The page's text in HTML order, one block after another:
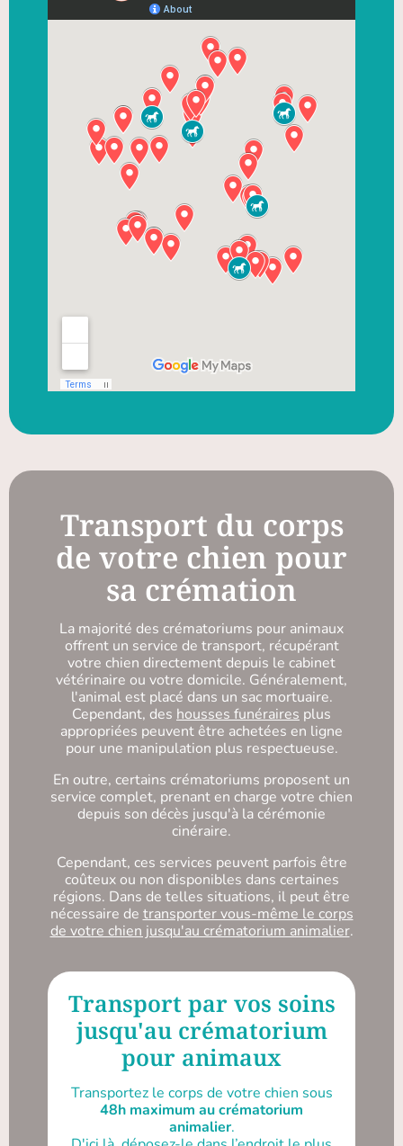
Transport du corps
de votre chien pour
sa crémation
La majorité des crématoriums pour animaux
offrent un service de transport, récupérant
votre chien directement depuis le cabinet
vétérinaire ou votre domicile. Généralement,
l'animal est placé dans un sac mortuaire.
Cependant, des housses funéraires plus
appropriées peuvent être achetées en ligne
pour une manipulation plus respectueuse.
En outre, certains crématoriums proposent un
service complet, prenant en charge votre chien
depuis son décès jusqu'à la cérémonie
cinéraire.
Cependant, ces services peuvent parfois être
coûteux ou non disponibles dans certaines
régions. Dans de telles situations, il peut être
nécessaire de transporter vous-même le corps
de votre chien jusqu'au crématorium animalier.
Transport par vos soins
jusqu'au crématorium
pour animaux
Transportez le corps de votre chien sous
48h maximum au crématorium
animalier.